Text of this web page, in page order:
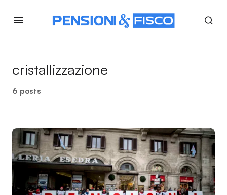
cristallizzazione
6 posts